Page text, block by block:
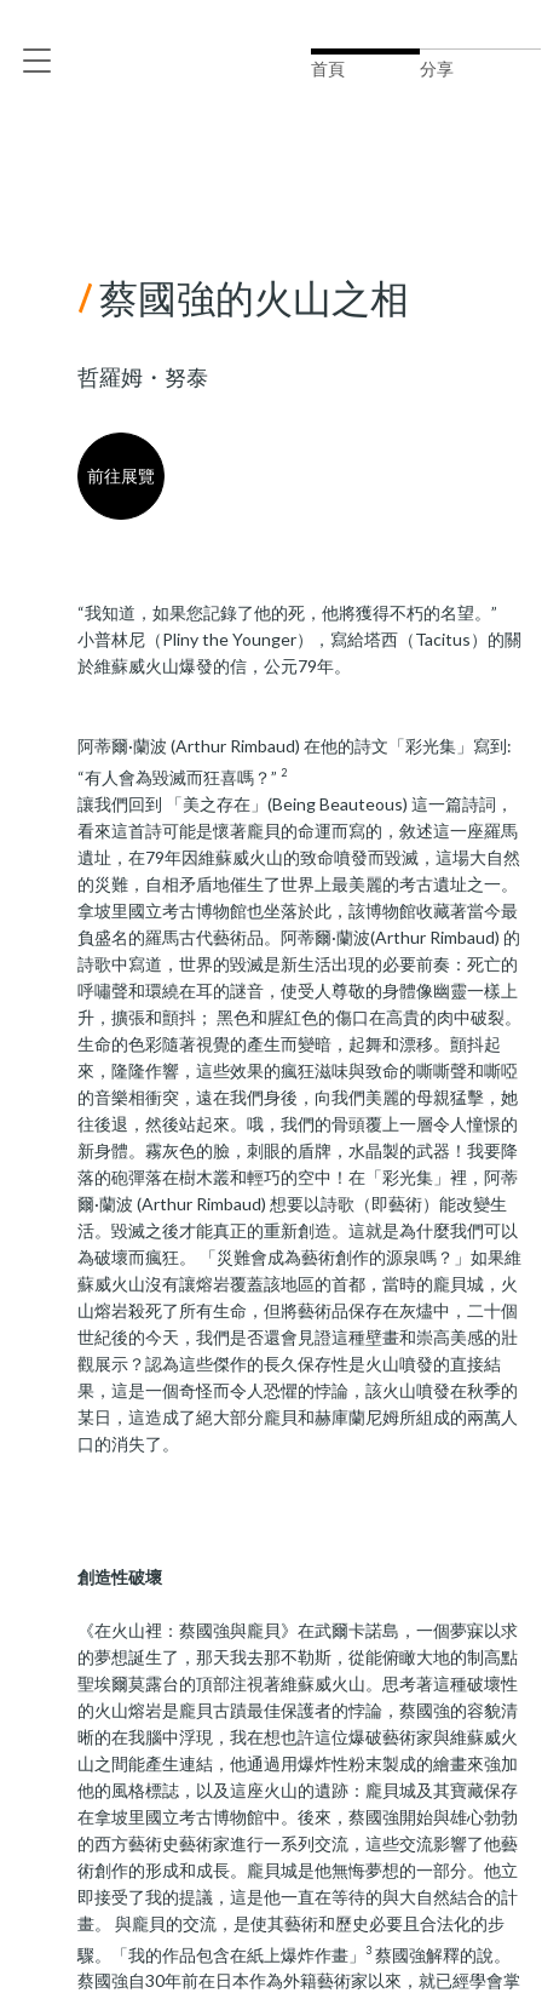
首頁 分享
/蔡國強的火山之相
哲羅姆・努泰
前往展覽
“我知道，如果您記錄了他的死，他將獲得不朽的名望。”
小普林尼（Pliny the Younger），寫給塔西（Tacitus）的關
於維蘇威火山爆發的信，公元79年。
阿蒂爾·蘭波 (Arthur Rimbaud) 在他的詩文「彩光集」寫到:
“有人會為毀滅而狂喜嗎？”2
讓我們回到 「美之存在」(Being Beauteous) 這一篇詩詞，
看來這首詩可能是懷著龐貝的命運而寫的，敘述這一座羅馬
遺址，在79年因維蘇威火山的致命噴發而毀滅，這場大自然
的災難，自相矛盾地催生了世界上最美麗的考古遺址之一。
拿坡里國立考古博物館也坐落於此，該博物館收藏著當今最
負盛名的羅馬古代藝術品。阿蒂爾·蘭波(Arthur Rimbaud) 的
詩歌中寫道，世界的毀滅是新生活出現的必要前奏：死亡的
呼嘯聲和環繞在耳的謎音，使受人尊敬的身體像幽靈一樣上
升，擴張和顫抖； 黑色和腥紅色的傷口在高貴的肉中破裂。
生命的色彩隨著視覺的產生而變暗，起舞和漂移。顫抖起
來，隆隆作響，這些效果的瘋狂滋味與致命的嘶嘶聲和嘶啞
的音樂相衝突，遠在我們身後，向我們美麗的母親猛擊，她
往後退，然後站起來。哦，我們的骨頭覆上一層令人憧憬的
新身體。霧灰色的臉，刺眼的盾牌，水晶製的武器！我要降
落的砲彈落在樹木叢和輕巧的空中！在「彩光集」裡，阿蒂
爾·蘭波 (Arthur Rimbaud) 想要以詩歌（即藝術）能改變生
活。毀滅之後才能真正的重新創造。這就是為什麼我們可以
為破壞而瘋狂。 「災難會成為藝術創作的源泉嗎？」如果維
蘇威火山沒有讓熔岩覆蓋該地區的首都，當時的龐貝城，火
山熔岩殺死了所有生命，但將藝術品保存在灰燼中，二十個
世紀後的今天，我們是否還會見證這種壁畫和崇高美感的壯
觀展示？認為這些傑作的長久保存性是火山噴發的直接結
果，這是一個奇怪而令人恐懼的悖論，該火山噴發在秋季的
某日，這造成了絕大部分龐貝和赫庫蘭尼姆所組成的兩萬人
口的消失了。
創造性破壞
《在火山裡：蔡國強與龐貝》在武爾卡諾島，一個夢寐以求
的夢想誕生了，那天我去那不勒斯，從能俯瞰大地的制高點
聖埃爾莫露台的頂部注視著維蘇威火山。思考著這種破壞性
的火山熔岩是龐貝古蹟最佳保護者的悖論，蔡國強的容貌清
晰的在我腦中浮現，我在想也許這位爆破藝術家與維蘇威火
山之間能產生連結，他通過用爆炸性粉末製成的繪畫來強加
他的風格標誌，以及這座火山的遺跡：龐貝城及其寶藏保存
在拿坡里國立考古博物館中。後來，蔡國強開始與雄心勃勃
的西方藝術史藝術家進行一系列交流，這些交流影響了他藝
術創作的形成和成長。龐貝城是他無悔夢想的一部分。他立
即接受了我的提議，這是他一直在等待的與大自然結合的計
畫。 與龐貝的交流，是使其藝術和歷史必要且合法化的步
驟。「我的作品包含在紙上爆炸作畫」3 蔡國強解釋的說。
蔡國強自30年前在日本作為外籍藝術家以來，就已經學會掌